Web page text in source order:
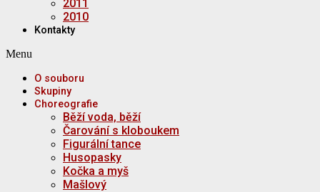
2011
2010
Kontakty
Menu
O souboru
Skupiny
Choreografie
Běží voda, běží
Čarování s kloboukem
Figurální tance
Husopasky
Kočka a myš
Mašlový